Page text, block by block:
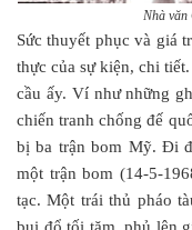
Nhà văn
Sức thuyết phục và giá
thực của sự kiện, chi
cầu ấy. Ví như những
chiến tranh chống đế
bị ba trận bom Mỹ. Đi
một trận bom (14-5-
tạc. Một trái thủ pháo